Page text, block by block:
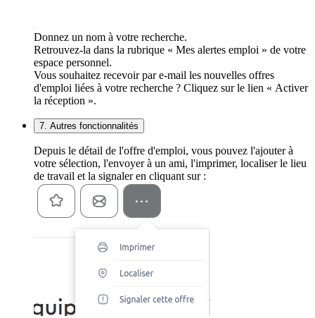
Donnez un nom à votre recherche.
Retrouvez-la dans la rubrique « Mes alertes emploi » de votre
espace personnel.
Vous souhaitez recevoir par e-mail les nouvelles offres
d'emploi liées à votre recherche ? Cliquez sur le lien « Activer
la réception ».
7. Autres fonctionnalités
Depuis le détail de l'offre d'emploi, vous pouvez l'ajouter à
votre sélection, l'envoyer à un ami, l'imprimer, localiser le lieu
de travail et la signaler en cliquant sur :